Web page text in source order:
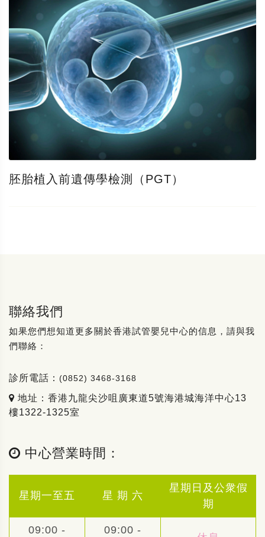
胚胎植入前遺傳學檢測（PGT）
聯絡我們
如果您們想知道更多關於香港試管嬰兒中心的信息，請與我
們聯絡：
診所電話： (0852) 3468-3168
地址：香港九龍尖沙咀廣東道5號海港城海洋中心13
樓1322-1325室
中心營業時間：
星期一至五 星 期 六
星期日及公衆假
期
09:00 - 09:00 -